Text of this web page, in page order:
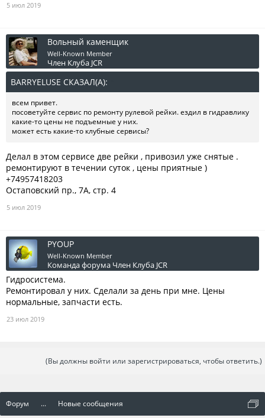
5 июл 2019
Вольный каменщик
Well-Known Member
Член Клуба JCR
BARRYELUSE СКАЗАЛ(А):
всем привет.
посоветуйте сервис по ремонту рулевой рейки. ездил в гидравлику
какие-то цены не подъемные у них.
может есть какие-то клубные сервисы?
Делал в этом сервисе две рейки , привозил уже снятые .
ремонтируют в течении суток , цены приятные )
+74957418203
Остаповский пр., 7А, стр. 4
5 июл 2019
PYOUP
Well-Known Member
Команда форума Член Клуба JCR
Гидросистема.
Ремонтировал у них. Сделали за день при мне. Цены
нормальные, запчасти есть.
23 июл 2019
(Вы должны войти или зарегистрироваться, чтобы ответить.)
Форум ... Новые сообщения